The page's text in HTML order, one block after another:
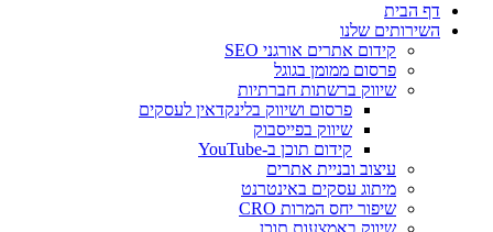
דף הבית
השירותים שלנו
קידום אתרים אורגני SEO
פרסום ממומן בגוגל
שיווק ברשתות חברתיות
פרסום ושיווק בלינקדאין לעסקים
שיווק בפייסבוק
קידום תוכן ב-YouTube
עיצוב ובניית אתרים
מיתוג עסקים באינטרנט
שיפור יחס המרות CRO
שיווק באמצעות תוכן